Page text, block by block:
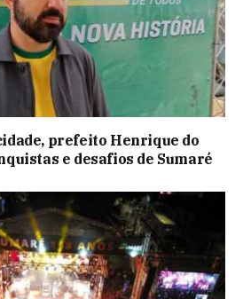
prefeito Henrique do
e desafios de Sumaré